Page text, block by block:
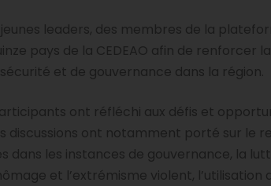
jeunes leaders, des membres de la
pays de la CEDEAO afin de renforcer
et de gouvernance dans la région.
ont réfléchi aux défis et
discussions ont notamment porté sur le
dans les instances de gouvernance, la
et l’extrémisme violent, l’utilisation